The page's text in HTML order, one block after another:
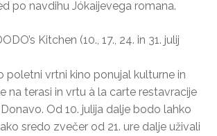
po navdihu Jókaijevega romana.
Kitchen (10., 17., 24. in 31. julij
poletni vrtni kino ponujal kulturne in
na terasi in vrtu à la carte restavracije
Od 10. julija dalje bodo lahko
sredo zvečer od 21. ure dalje uživali